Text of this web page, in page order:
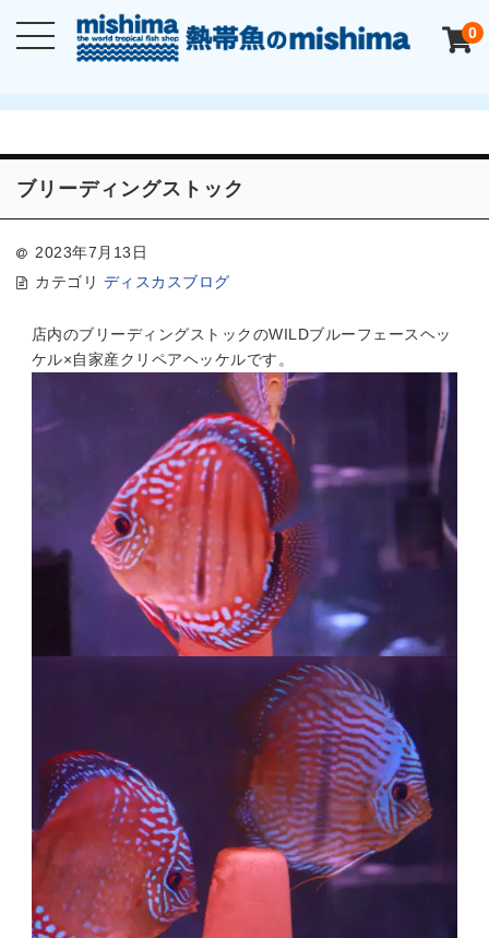
0
ブリーディングストック
2023年7月13日
カテゴリ ディスカスブログ
店内のブリーディングストックのWILDブルーフェースヘッ
ケル×自家産クリペアヘッケルです。